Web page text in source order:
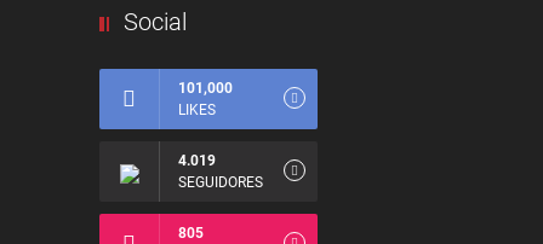
Social
101,000
LIKES
4.019
SEGUIDORES
805